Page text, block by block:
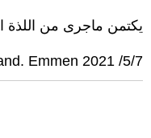
يكتمن ماجرى من اللذة
5/7/ 2021 Nederland. Emmen .